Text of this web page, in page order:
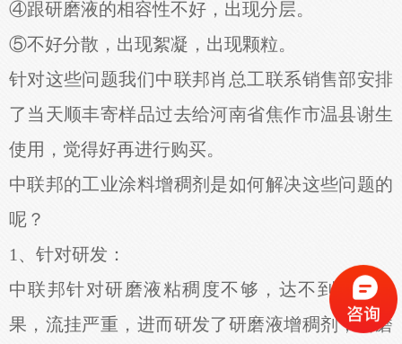
④跟研磨液的相容性不好，出现分层。
⑤不好分散，出现絮凝，出现颗粒。
针对这些问题我们中联邦肖总工联系销售部安排
了当天顺丰寄样品过去给河南省焦作市温县谢生
使用，觉得好再进行购买。
中联邦的工业涂料增稠剂是如何解决这些问题的
呢？
1、针对研发：
中联邦针对研磨液粘稠度不够，达不到膏状效
果，流挂严重，进而研发了研磨液增稠剂，研磨